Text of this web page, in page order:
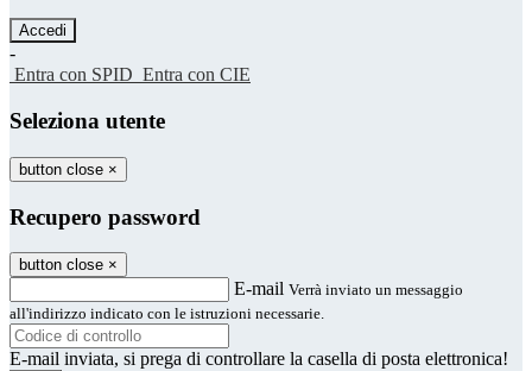
-
Entra con SPID Entra con CIE
Seleziona utente
button close ×
Recupero password
button close ×
E-mail Verrà inviato un messaggio
all'indirizzo indicato con le istruzioni necessarie.
E-mail inviata, si prega di controllare la casella di posta elettronica!